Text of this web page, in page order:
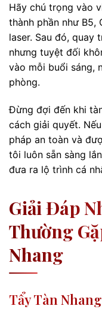
Hãy chú trọng vào
thành phần như B5,
laser. Sau đó, quay
nhưng tuyệt đối
vào mỗi buổi sáng,
phòng.
Đừng đợi đến khi
cách giải quyết.
pháp an toàn và
tôi luôn sẵn sàng
đưa ra lộ trình cá
Giải Đáp
Thường
Nhang
Tẩy Tàn